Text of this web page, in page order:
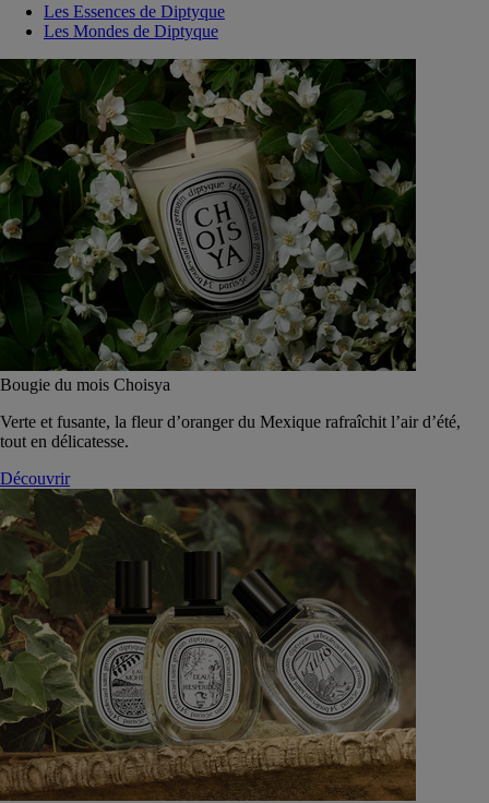
Les Essences de Diptyque
Les Mondes de Diptyque
Bougie du mois Choisya
Verte et fusante, la fleur d’oranger du Mexique rafraîchit l’air d’été,
tout en délicatesse.
Découvrir